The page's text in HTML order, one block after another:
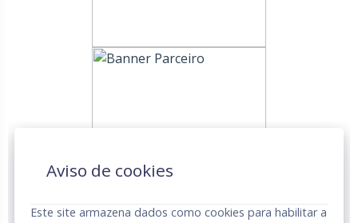
Aviso de cookies
Este site armazena dados como cookies para habilitar a